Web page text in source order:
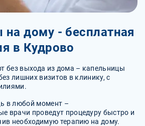
дому - бесплатная
в Кудрово
без выхода из дома – капельницы
лишних визитов в клинику, с
в любой момент –
врачи проведут процедуру быстро и
необходимую терапию на дому.